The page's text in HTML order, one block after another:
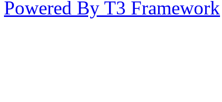
Powered By T3 Framework